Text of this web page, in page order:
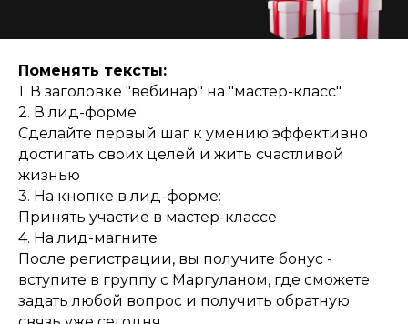
Поменять тексты:
1. В заголовке "вебинар" на "мастер-класс"
2. В лид-форме:
Сделайте первый шаг к умению эффективно
достигать своих целей и жить счастливой
жизнью
3. На кнопке в лид-форме:
Принять участие в мастер-классе
4. На лид-магните
После регистрации, вы получите бонус -
вступите в группу с Маргуланом, где сможете
задать любой вопрос и получить обратную